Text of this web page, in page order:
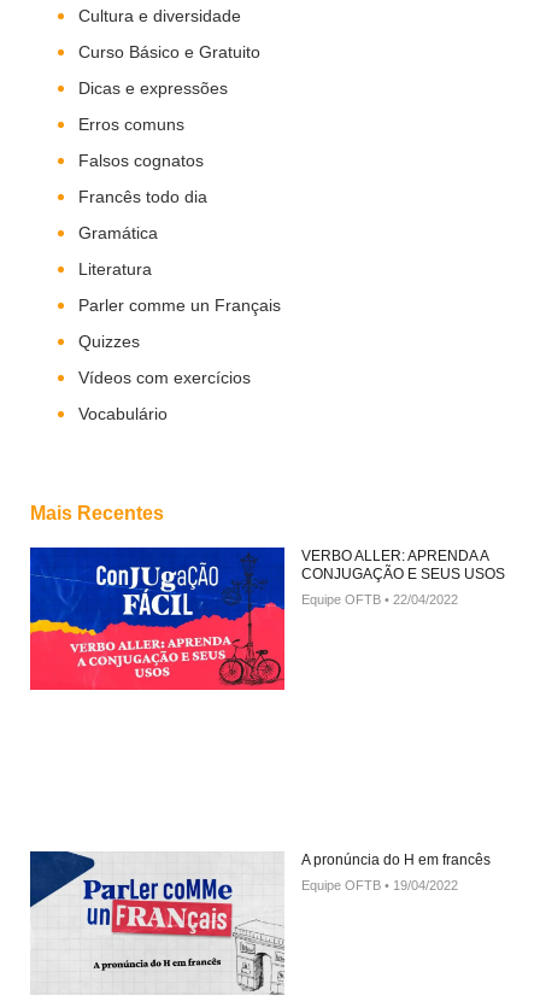
Cultura e diversidade
Curso Básico e Gratuito
Dicas e expressões
Erros comuns
Falsos cognatos
Francês todo dia
Gramática
Literatura
Parler comme un Français
Quizzes
Vídeos com exercícios
Vocabulário
Mais Recentes
VERBO ALLER: APRENDA A
CONJUGAÇÃO E SEUS USOS
Equipe OFTB 22/04/2022
A pronúncia do H em francês
Equipe OFTB 19/04/2022